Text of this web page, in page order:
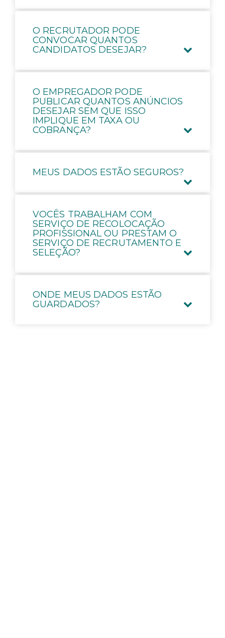
O RECRUTADOR PODE
CONVOCAR QUANTOS
CANDIDATOS DESEJAR?
O EMPREGADOR PODE
PUBLICAR QUANTOS ANÚNCIOS
DESEJAR SEM QUE ISSO
IMPLIQUE EM TAXA OU
COBRANÇA?
MEUS DADOS ESTÃO SEGUROS?
VOCÊS TRABALHAM COM
SERVIÇO DE RECOLOCAÇÃO
PROFISSIONAL OU PRESTAM O
SERVIÇO DE RECRUTAMENTO E
SELEÇÃO?
ONDE MEUS DADOS ESTÃO
GUARDADOS?